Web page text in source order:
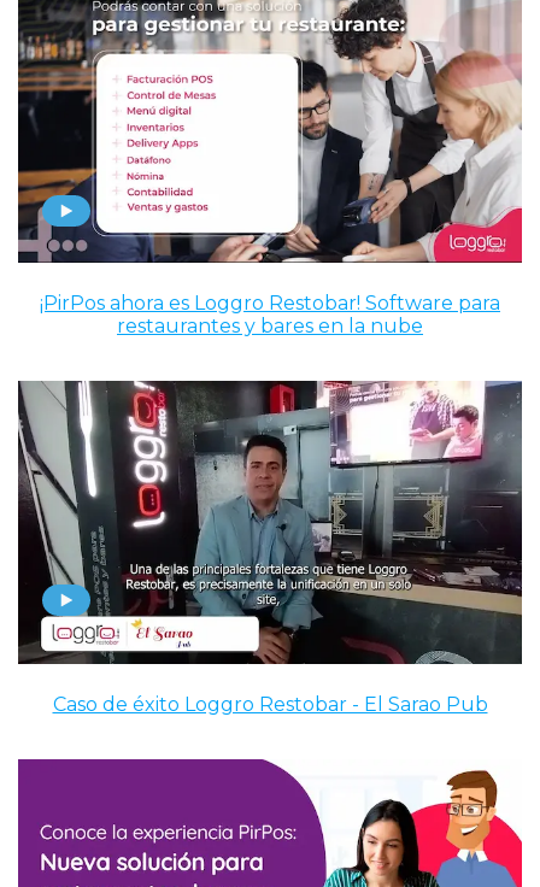
¡PirPos ahora es Loggro Restobar! Software para
restaurantes y bares en la nube
Caso de éxito Loggro Restobar - El Sarao Pub